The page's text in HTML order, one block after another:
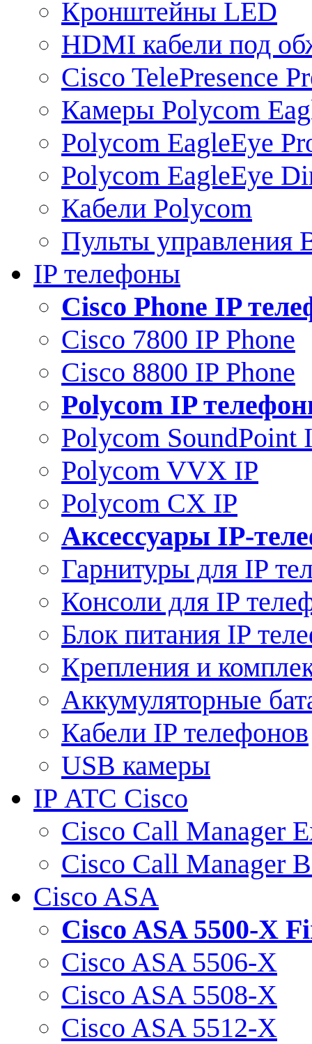
Кронштейны LED
HDMI кабели под
Cisco TelePresence
Камеры Polycom
Polycom EagleEye
Polycom EagleEye
Кабели Polycom
Пульты управления
IP телефоны
Сisco Phone IP
Cisco 7800 IP Phone
Cisco 8800 IP Phone
Polycom IP
Polycom SoundPoint
Polycom VVX IP
Polycom CX IP
Аксессуары IP-
Гарнитуры для IP
Консоли для IP
Блок питания IP
Крепления и
Аккумуляторные
Кабели IP телефонов
USB камеры
IP АТС Cisco
Cisco Call Manager
Cisco Call Manager
Cisco ASA
Cisco ASA 5500-X
Cisco ASA 5506-X
Cisco ASA 5508-X
Cisco ASA 5512-X